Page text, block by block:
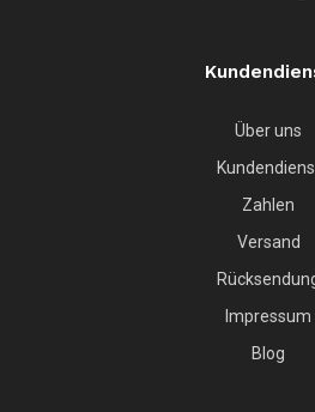
Über uns
Zahlen
Versand
Impressum
Blog